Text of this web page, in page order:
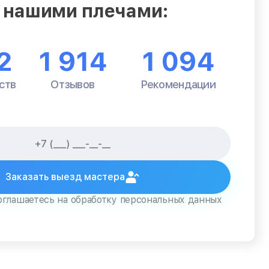
нашими плечами:
1 914
Отзывов
1 094
Рекомендации
Заказать выезд мастера
на обработку персональных данных